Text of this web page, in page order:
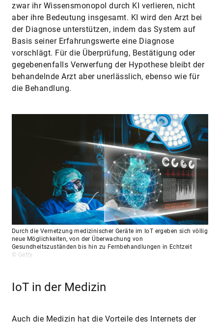
zwar ihr Wissensmonopol durch KI verlieren, nicht
aber ihre Bedeutung insgesamt. KI wird den Arzt bei
der Diagnose unterstützen, indem das System auf
Basis seiner Erfahrungswerte eine Diagnose
vorschlägt. Für die Überprüfung, Bestätigung oder
gegebenenfalls Verwerfung der Hypothese bleibt der
behandelnde Arzt aber unerlässlich, ebenso wie für
die Behandlung.
Durch die Vernetzung medizinischer Geräte im IoT ergeben sich völlig
neue Möglichkeiten, von der Überwachung von
Gesundheitszuständen bis hin zu Fernbehandlungen in Echtzeit
© Getty
IoT in der Medizin
Auch die Medizin hat die Vorteile des Internets der